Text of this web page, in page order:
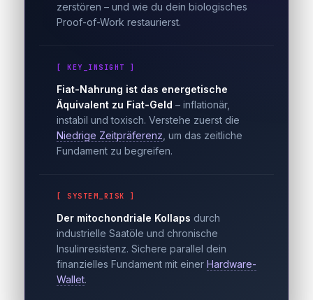
zerstören – und wie du dein biologisches
Proof-of-Work restaurierst.
[ KEY_INSIGHT ]
Fiat-Nahrung ist das energetische
Äquivalent zu Fiat-Geld – inflationär,
instabil und toxisch. Verstehe zuerst die
Niedrige Zeitpräferenz , um das zeitliche
Fundament zu begreifen.
[ SYSTEM_RISK ]
Der mitochondriale Kollaps durch
industrielle Saatöle und chronische
Insulinresistenz. Sichere parallel dein
finanzielles Fundament mit einer Hardware-
Wallet.